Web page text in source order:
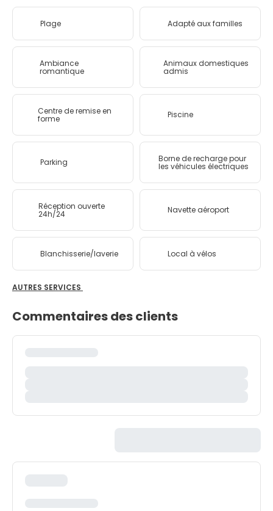
Plage Adapté aux familles
Ambiance
romantique
Animaux domestiques
admis
Centre de remise en
forme Piscine
Parking Borne de recharge pour
les véhicules électriques
Réception ouverte
24h/24 Navette aéroport
Blanchisserie/laverie Local à vélos
AUTRES SERVICES
Commentaires des clients